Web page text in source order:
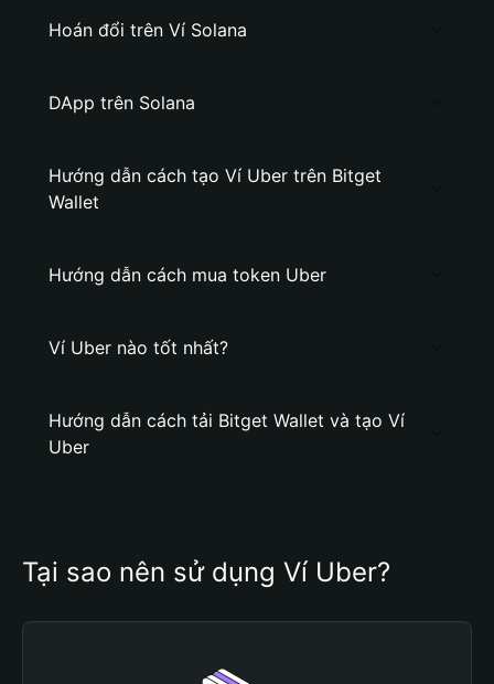
Hoán đổi trên Ví Solana
DApp trên Solana
Hướng dẫn cách tạo Ví Uber trên Bitget
Wallet
Hướng dẫn cách mua token Uber
Ví Uber nào tốt nhất?
Hướng dẫn cách tải Bitget Wallet và tạo Ví
Uber
Tại sao nên sử dụng Ví Uber?